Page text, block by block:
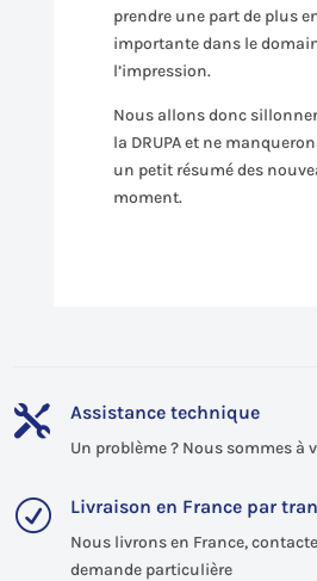
prendre une part de plus
importante dans le
l’impression.
Nous allons donc
la DRUPA et ne
un petit résumé des
moment.
 Assistance technique
Un problème ? Nous sommes à
R Livraison en France par
Nous livrons en France,
demande particulière